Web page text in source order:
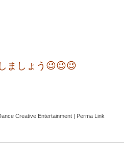
ましょう😉😉😉
Creative Entertainment Perma Link